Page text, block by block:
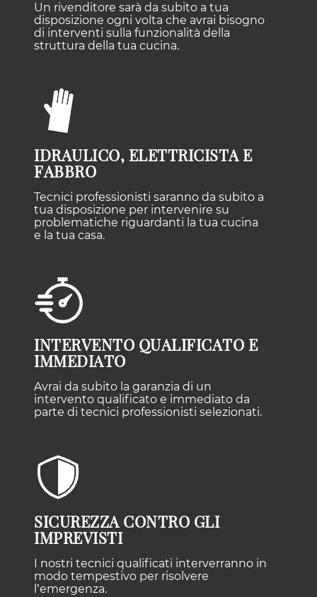
Un rivenditore sarà da subito a tua
disposizione ogni volta che avrai bisogno
di interventi sulla funzionalità della
struttura della tua cucina.
IDRAULICO, ELETTRICISTA E
FABBRO
Tecnici professionisti saranno da subito a
tua disposizione per intervenire su
problematiche riguardanti la tua cucina
e la tua casa.
INTERVENTO QUALIFICATO E
IMMEDIATO
Avrai da subito la garanzia di un
intervento qualificato e immediato da
parte di tecnici professionisti selezionati.
SICUREZZA CONTRO GLI
IMPREVISTI
I nostri tecnici qualificati interverranno in
modo tempestivo per risolvere
l’emergenza.